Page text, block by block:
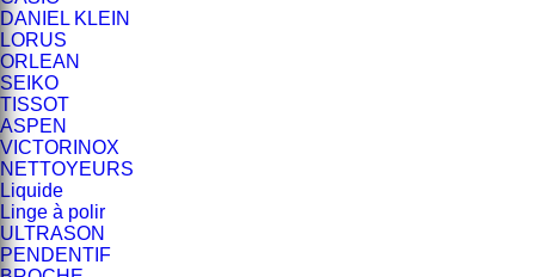
DANIEL KLEIN
LORUS
ORLEAN
SEIKO
TISSOT
ASPEN
VICTORINOX
NETTOYEURS
Liquide
Linge à polir
ULTRASON
PENDENTIF